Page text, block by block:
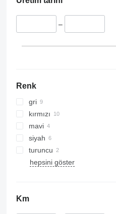
–
Renk
gri
kırmızı
mavi
siyah
turuncu
hepsini göster
Km